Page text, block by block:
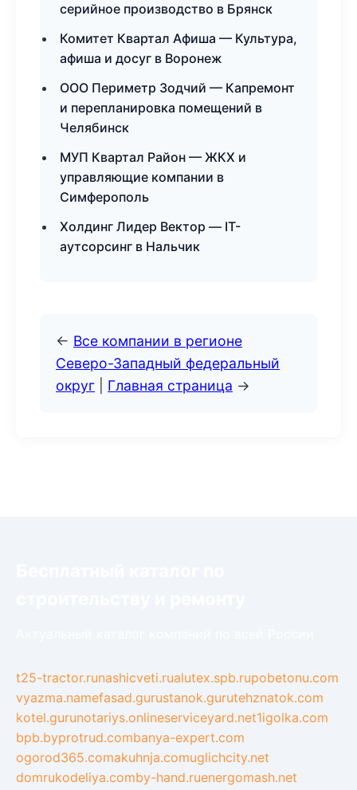
серийное производство в Брянск
Комитет Квартал Афиша — Культура,
афиша и досуг в Воронеж
ООО Периметр Зодчий — Капремонт
и перепланировка помещений в
Челябинск
МУП Квартал Район — ЖКХ и
управляющие компании в
Симферополь
Холдинг Лидер Вектор — IT-
аутсорсинг в Нальчик
← Все компании в регионе
Северо-Западный федеральный
округ
Главная страница →
t25-tractor.runashicveti.rualutex.spb.rupobetonu.com
vyazma.namefasad.gurustanok.gurutehznatok.com
kotel.gurunotariys.onlineserviceyard.net1igolka.com
bpb.byprotrud.combanya-expert.com
ogorod365.comakuhnja.comuglichcity.net
domrukodeliya.comby-hand.ruenergomash.net